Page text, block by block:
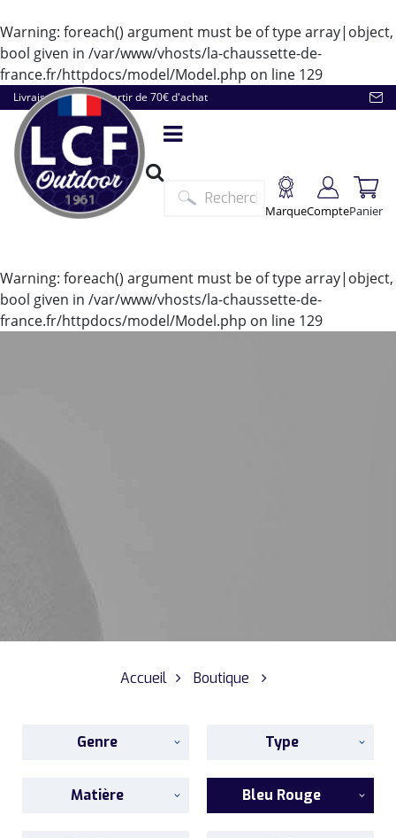
Warning: foreach() argument must be of type array|object,
bool given in /var/www/vhosts/la-chaussette-de-
france.fr/httpdocs/model/Model.php on line 129
Livraison offerte à partir de 70€ d'achat
MarqueComptePanier
Warning: foreach() argument must be of type array|object,
bool given in /var/www/vhosts/la-chaussette-de-
france.fr/httpdocs/model/Model.php on line 129
Accueil Boutique
Genre Type
Matière Bleu Rouge